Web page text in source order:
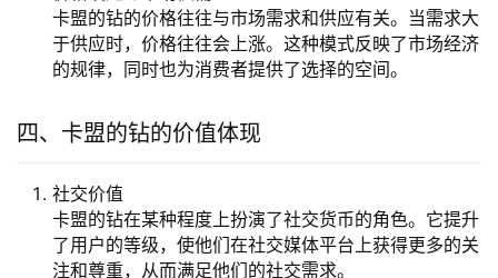
卡盟的钻的价格往往与市场需求和供应有关。当需求大
于供应时，价格往往会上涨。这种模式反映了市场经济
的规律，同时也为消费者提供了选择的空间。
四、卡盟的钻的价值体现
社交价值
卡盟的钻在某种程度上扮演了社交货币的角色。它提升
了用户的等级，使他们在社交媒体平台上获得更多的关
注和尊重，从而满足他们的社交需求。